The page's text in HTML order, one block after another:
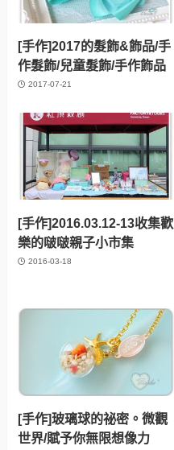
[手作]2017的髮飾&飾品/手
作髮飾/兒童髮飾/手作飾品
2017-07-21
[手作]2016.03.12-13收集歡
樂的啵啵親子小市集
2016-03-18
[手作]玻璃球的祕密。微觀
世界/賦予你無限想像力